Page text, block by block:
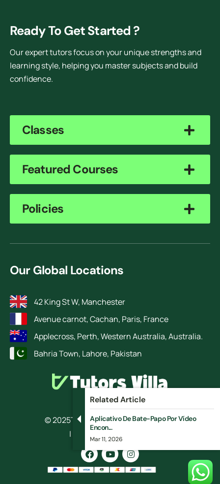
Related Article
Aplicativo De Bate-Papo Por Vídeo
Encon...
Mar 11, 2026
Ready To Get Started ?
Our expert tutors focus on your unique strengths and
learning style, helping you master subjects and build
confidence.
Classes
Featured Courses
Policies
© 2025TutorsVilla.All rights reserved
| Design by RokketBase
Our Global Locations
42 King St W, Manchester
Avenue carnot, Cachan, Paris, France
Applecross, Perth, Western Australia, Australia.
Bahria Town, Lahore, Pakistan